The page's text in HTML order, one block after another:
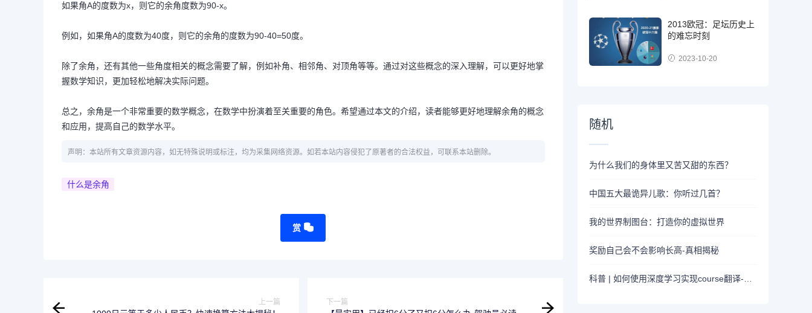
如果角A的度数为x，则它的余角度数为90-x。
例如，如果角A的度数为40度，则它的余角的度数为90-40=50度。
除了余角，还有其他一些角度相关的概念需要了解，例如补角、相邻角、对顶角等等。通过对这些概念的深入理解，可以更好地掌
握数学知识，更加轻松地解决实际问题。
总之，余角是一个非常重要的数学概念，在数学中扮演着至关重要的角色。希望通过本文的介绍，读者能够更好地理解余角的概念
和应用，提高自己的数学水平。
声明：本站所有文章资源内容，如无特殊说明或标注，均为采集网络资源。如若本站内容侵犯了原著者的合法权益，可联系本站删除。
什么是余角
赏
上一篇 下一篇
2013欧冠：足坛历史上
的难忘时刻
2023-10-20
随机
为什么我们的身体里又苦又甜的东西？
中国五大最诡异儿歌：你听过几首？
我的世界制图台：打造你的虚拟世界
奖励自己会不会影响长高-真相揭秘